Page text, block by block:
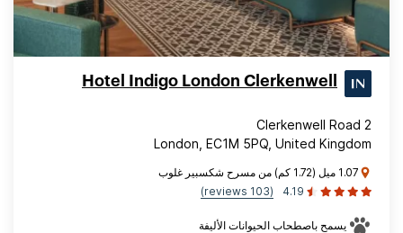
Hotel Indigo London Clerkenwell
2 Clerkenwell Road
London, EC1M 5PQ, United Kingdom
1.07 ميل (1.72 كم) من مسرح شكسبير غلوب
4.19
(103 reviews)
يسمح باصطحاب الحيوانات الأليفة